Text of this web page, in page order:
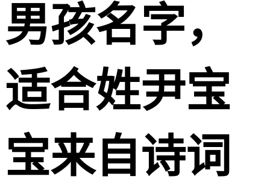
男孩名字，
适合姓尹宝
宝来自诗词